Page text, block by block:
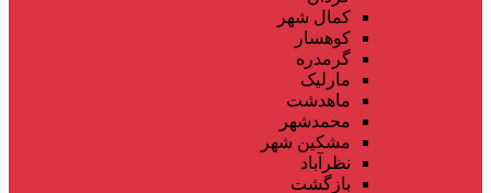
کمال شهر
کوهسار
گرمدره
مارلیک
ماهدشت
محمدشهر
مشکین شهر
نظرآباد
بازگشت